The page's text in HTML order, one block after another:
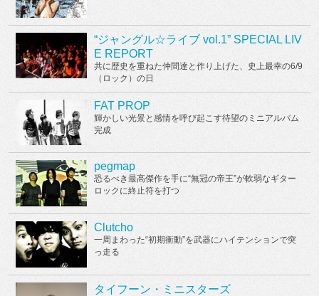
“ジャングル☆ライブ vol.1” SPECIAL LIV
E REPORT
共に歴史を重ねた仲間達と作り上げた、史上最幸の6/9
（ロック）の日
FAT PROP
輝かしい光景と感情を呼び起こす待望のミニアルバム
完成
pegmap
恐るべき最高傑作を手に“無冠の帝王”が軟弱なギター
ロックに終止符を打つ
Clutcho
一周まわった“初期衝動”を武器にハイテンションで突
っ走る
タイフーン・ミニスターズ